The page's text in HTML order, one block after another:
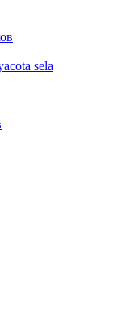
sela